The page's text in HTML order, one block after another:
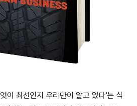
이 최선인지 우리만이 알고 있다'는 식